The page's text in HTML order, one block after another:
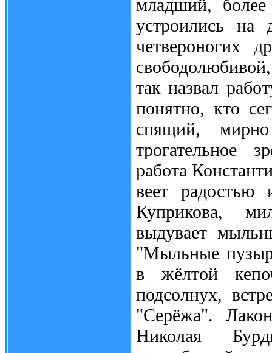
младший,
устроились на
четвероногих
так назвал
понятно, кто
спящий,
трогательное
работа
веет радостью
Куприкова,
выдувает
"Мыльные
в жёлтой
подсолнух,
"Серёжа".
Николая